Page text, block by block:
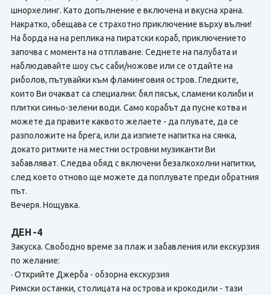
шнорхелинг. Като допълнение е включена и вкусна храна.
Накратко, обещава се страхотно приключение върху вълни!
На борда на на реплика на пиратски кораб, приключението
започва с момента на отплаване. Седнете на палубата и
наблюдавайте шоу със саби/ножове или се отдайте на
риболов, пътувайки към фламинговия остров. Гледките,
които Ви очакват са специални: бял пясък, сламени колиби и
плитки синьо-зелени води. Само корабът да пусне котва и
можете да правите каквото желаете - да плувате, да се
разположите на брега, или да изпиете напитка на сянка,
докато ритмите на местни островни музиканти Ви
забавляват. Следва обяд с включени безалкохолни напитки,
след което отново ще можете да поплувате преди обратния
път.
Вечеря. Нощувка.
ДЕН -4
Закуска. Свободно време за плаж и забавления или екскурзия
по желание:
· Открийте Джерба - обзорна екскурзия
Римски останки, столицата на острова и крокодили - тази